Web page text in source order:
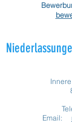
Email: